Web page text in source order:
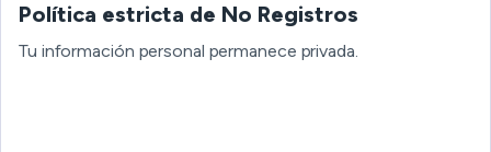
Política estricta de No Registros
Tu información personal permanece privada.